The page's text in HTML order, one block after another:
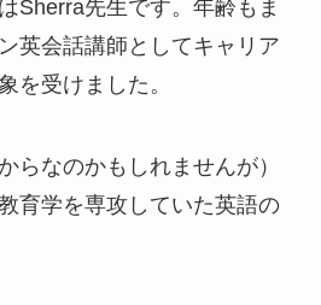
Sherra先生です。年齢もま
英会話講師としてキャリア
を受けました。
らなのかもしれませんが）
育学を専攻していた英語の